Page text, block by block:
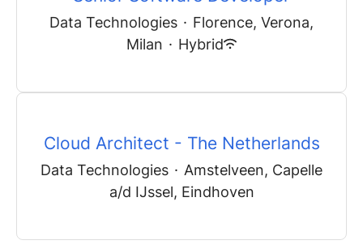
Data Technologies · Florence, Verona,
Milan · Hybrid
Cloud Architect - The Netherlands
Data Technologies · Amstelveen, Capelle
a/d IJssel, Eindhoven